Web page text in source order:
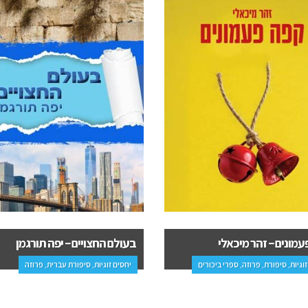
– יפה תורגמן
סיפורת עברית, פרוזה
והבית ימלא עשן – פביאן ברויטמן
פרוזה, ספרי ביכורים